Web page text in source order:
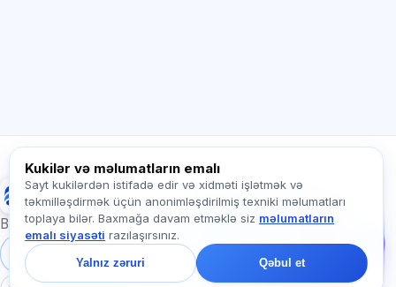
Exalify
Beynəlxalq dil imtahanlarına hazırlıq
Daxil ol
Qeydiyyat
Bizə yazın!
Tariflər, imtahanlar və
barədə soruşun — çatda
bir dəqiqə ərzində
cavab veririk.
Kukilər və məlumatların emalı
Sayt kukilərdən istifadə edir və xidməti işlətmək və
təkmilləşdirmək üçün anonimləşdirilmiş texniki məlumatları
toplaya bilər. Baxmağa davam etməklə siz məlumatların
emalı siyasəti razılaşırsınız.
Yalnız zəruri Qəbul et